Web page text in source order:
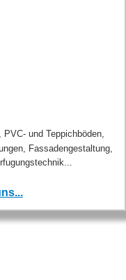
PVC- und Teppichböden,
Fassadengestaltung,